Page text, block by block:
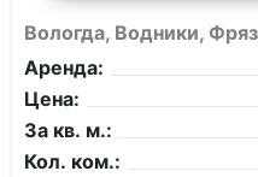
Вологда, Водники,
Аренда:
Цена:
За кв. м.:
Кол. ком.: